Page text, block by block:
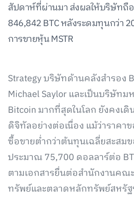
สัปดาห์ที่ผ่านมา ส่งผลให้บริษัทถื
846,842 BTC หลังระดมทุนกว่า
การขายหุ้น MSTR
Strategy บริษัทด้านคลังสำรอง
Michael Saylor และเป็นบริษัท
Bitcoin มากที่สุดในโลก ยังคงเ
ดิจิทัลอย่างต่อเนื่อง แม้ว่าราคา
ซื้อขายต่ำกว่าต้นทุนเฉลี่ยสะสม
ประมาณ 75,700 ดอลลาร์ต่อ
ตามเอกสารยื่นต่อสำนักงานคณ
ทรัพย์และตลาดหลักทรัพย์สหรัฐ